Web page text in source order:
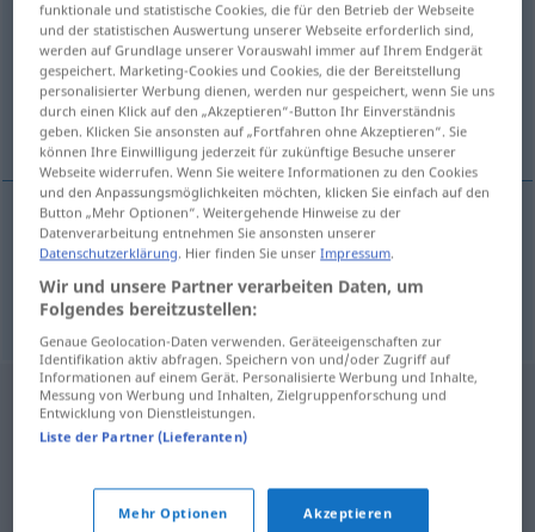
Übersicht aller Übersetzungen
(Für mehr Details die Übersetzung anklicken/antippen)
Fischtopf, Lammragout
Fischtopfm caldereta GASTR de pescado
Lammragoutn caldereta
funktionale und statistische Cookies, die für den Betrieb der Webseite
und der statistischen Auswertung unserer Webseite erforderlich sind,
werden auf Grundlage unserer Vorauswahl immer auf Ihrem Endgerät
gespeichert. Marketing-Cookies und Cookies, die der Bereitstellung
personalisierter Werbung dienen, werden nur gespeichert, wenn Sie uns
durch einen Klick auf den „Akzeptieren“-Button Ihr Einverständnis
geben. Klicken Sie ansonsten auf „Fortfahren ohne Akzeptieren“. Sie
können Ihre Einwilligung jederzeit für zukünftige Besuche unserer
Webseite widerrufen. Wenn Sie weitere Informationen zu den Cookies
und den Anpassungsmöglichkeiten möchten, klicken Sie einfach auf den
Button „Mehr Optionen“. Weitergehende Hinweise zu der
Datenverarbeitung entnehmen Sie ansonsten unserer
Datenschutzerklärung. Hier finden Sie unserImpressum.
Wir und unsere Partner verarbeiten Daten, um
Folgendes bereitzustellen:
Genaue Geolocation-Daten verwenden. Geräteeigenschaften zur
Identifikation aktiv abfragen. Speichern von und/oder Zugriff auf
Informationen auf einem Gerät. Personalisierte Werbung und Inhalte,
Messung von Werbung und Inhalten, Zielgruppenforschung und
Entwicklung von Dienstleistungen.
Liste der Partner (Lieferanten)
Mehr Optionen Akzeptieren